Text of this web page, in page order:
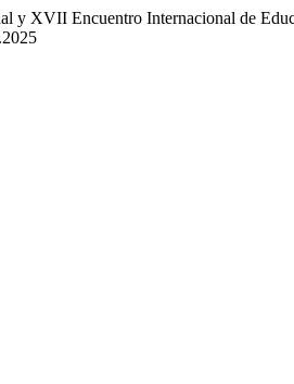
XVII Encuentro Internacional de